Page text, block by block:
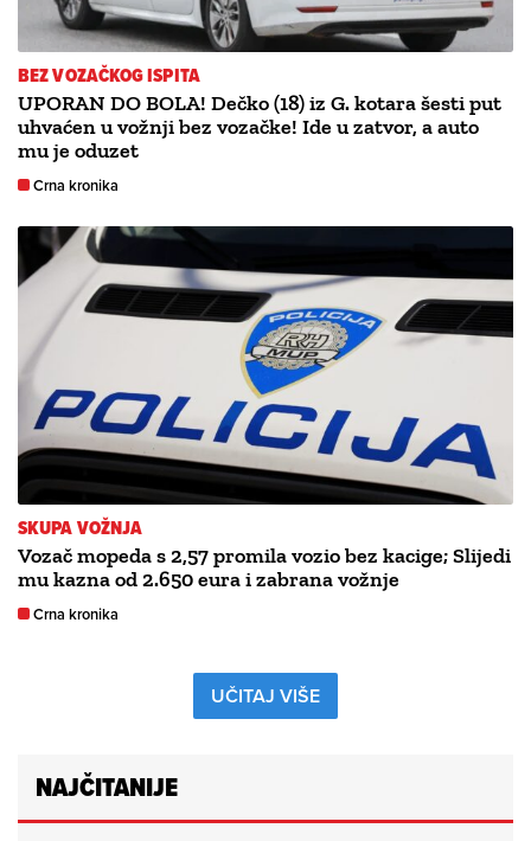
BEZ VOZAČKOG ISPITA
UPORAN DO BOLA! Dečko (18) iz G. kotara šesti put
uhvaćen u vožnji bez vozačke! Ide u zatvor, a auto
mu je oduzet
Crna kronika
SKUPA VOŽNJA
Vozač mopeda s 2,57 promila vozio bez kacige; Slijedi
mu kazna od 2.650 eura i zabrana vožnje
Crna kronika
UČITAJ VIŠE
NAJČITANIJE